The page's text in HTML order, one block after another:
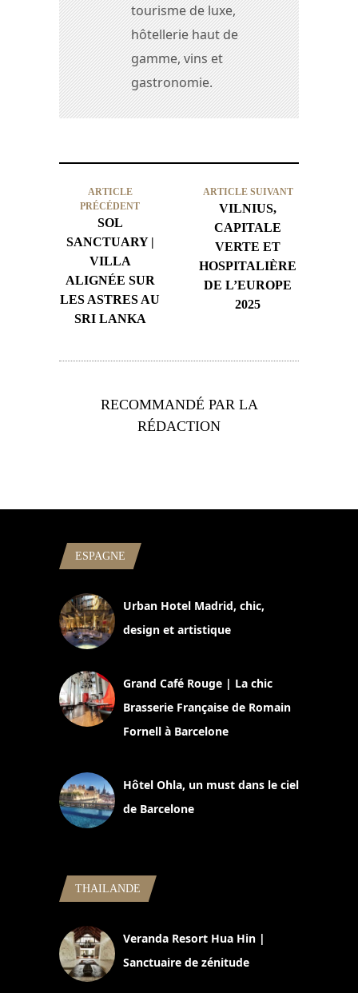
tourisme de luxe,
hôtellerie haut de
gamme, vins et
gastronomie.
ARTICLE
PRÉCÉDENT
SOL
SANCTUARY |
VILLA
ALIGNÉE SUR
LES ASTRES AU
SRI LANKA
ARTICLE SUIVANT
VILNIUS,
CAPITALE
VERTE ET
HOSPITALIÈRE
DE L’EUROPE
2025
RECOMMANDÉ PAR LA
RÉDACTION
ESPAGNE
Urban Hotel Madrid, chic,
design et artistique
Grand Café Rouge | La chic
Brasserie Française de Romain
Fornell à Barcelone
Hôtel Ohla, un must dans le ciel
de Barcelone
THAILANDE
Veranda Resort Hua Hin |
Sanctuaire de zénitude